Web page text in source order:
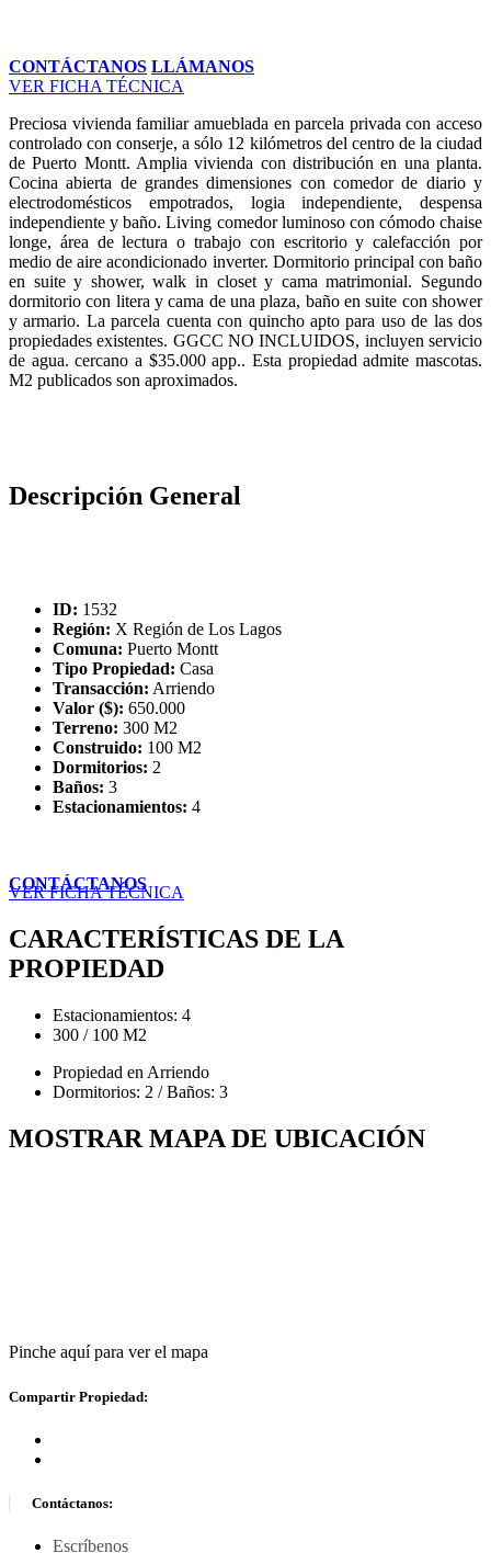
CONTÁCTANOS LLÁMANOS
VER FICHA TÉCNICA
Preciosa vivienda familiar amueblada en parcela privada con acceso
controlado con conserje, a sólo 12 kilómetros del centro de la ciudad
de Puerto Montt. Amplia vivienda con distribución en una planta.
Cocina abierta de grandes dimensiones con comedor de diario y
electrodomésticos empotrados, logia independiente, despensa
independiente y baño. Living comedor luminoso con cómodo chaise
longe, área de lectura o trabajo con escritorio y calefacción por
medio de aire acondicionado inverter. Dormitorio principal con baño
en suite y shower, walk in closet y cama matrimonial. Segundo
dormitorio con litera y cama de una plaza, baño en suite con shower
y armario. La parcela cuenta con quincho apto para uso de las dos
propiedades existentes. GGCC NO INCLUIDOS, incluyen servicio
de agua. cercano a $35.000 app.. Esta propiedad admite mascotas.
M2 publicados son aproximados.
Descripción General
ID: 1532
Región: X Región de Los Lagos
Comuna: Puerto Montt
Tipo Propiedad: Casa
Transacción: Arriendo
Valor ($): 650.000
Terreno: 300 M2
Construido: 100 M2
Dormitorios: 2
Baños: 3
Estacionamientos: 4
CONTÁCTANOS
VER FICHA TÉCNICA
CARACTERÍSTICAS DE LA
PROPIEDAD
Estacionamientos: 4
300 / 100 M2
Propiedad en Arriendo
Dormitorios: 2 / Baños: 3
MOSTRAR MAPA DE UBICACIÓN
Pinche aquí para ver el mapa
Compartir Propiedad:
Contáctanos:
Escríbenos